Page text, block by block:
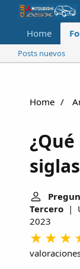
Home
Posts nuevos
Home
Tercero |
2023